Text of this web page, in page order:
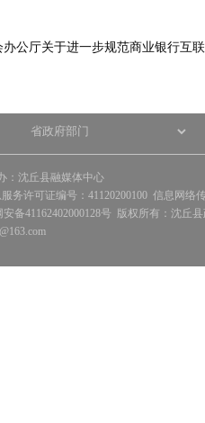
办公厅关于进一步规范商业银行互
：沈丘县融媒体中心
务许可证编号：41120200100 信息网络
备41162402000128号 版权所有：沈丘